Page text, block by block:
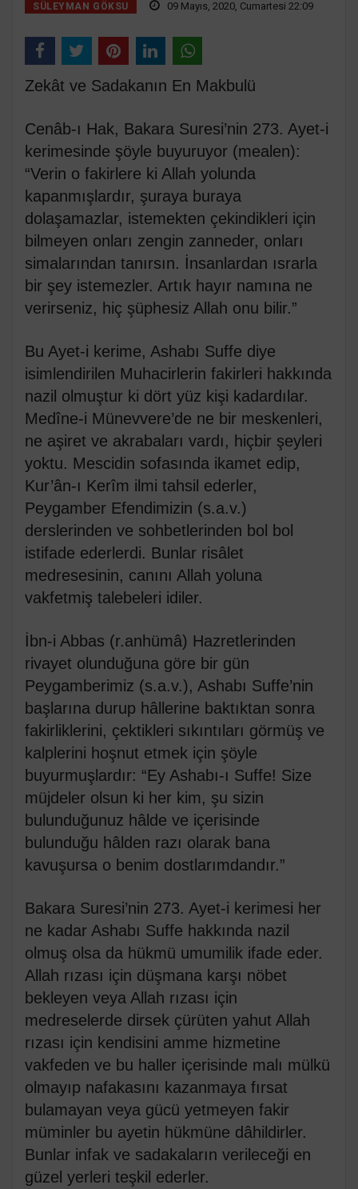
SÜLEYMAN GÖKSU 09 Mayıs, 2020, Cumartesi 22:09
Zekât ve Sadakanın En Makbulü
Cenâb-ı Hak, Bakara Suresi’nin 273. Ayet-i
kerimesinde şöyle buyuruyor (mealen):
“Verin o fakirlere ki Allah yolunda
kapanmışlardır, şuraya buraya
dolaşamazlar, istemekten çekindikleri için
bilmeyen onları zengin zanneder, onları
simalarından tanırsın. İnsanlardan ısrarla
bir şey istemezler. Artık hayır namına ne
verirseniz, hiç şüphesiz Allah onu bilir.”
Bu Ayet-i kerime, Ashabı Suffe diye
isimlendirilen Muhacirlerin fakirleri hakkında
nazil olmuştur ki dört yüz kişi kadardılar.
Medîne-i Münevvere’de ne bir meskenleri,
ne aşiret ve akrabaları vardı, hiçbir şeyleri
yoktu. Mescidin sofasında ikamet edip,
Kur’ân-ı Kerîm ilmi tahsil ederler,
Peygamber Efendimizin (s.a.v.)
derslerinden ve sohbetlerinden bol bol
istifade ederlerdi. Bunlar risâlet
medresesinin, canını Allah yoluna
vakfetmiş talebeleri idiler.
İbn-i Abbas (r.anhümâ) Hazretlerinden
rivayet olunduğuna göre bir gün
Peygamberimiz (s.a.v.), Ashabı Suffe’nin
başlarına durup hâllerine baktıktan sonra
fakirliklerini, çektikleri sıkıntıları görmüş ve
kalplerini hoşnut etmek için şöyle
buyurmuşlardır: “Ey Ashabı-ı Suffe! Size
müjdeler olsun ki her kim, şu sizin
bulunduğunuz hâlde ve içerisinde
bulunduğu hâlden razı olarak bana
kavuşursa o benim dostlarımdandır.”
Bakara Suresi’nin 273. Ayet-i kerimesi her
ne kadar Ashabı Suffe hakkında nazil
olmuş olsa da hükmü umumilik ifade eder.
Allah rızası için düşmana karşı nöbet
bekleyen veya Allah rızası için
medreselerde dirsek çürüten yahut Allah
rızası için kendisini amme hizmetine
vakfeden ve bu haller içerisinde malı mülkü
olmayıp nafakasını kazanmaya fırsat
bulamayan veya gücü yetmeyen fakir
müminler bu ayetin hükmüne dâhildirler.
Bunlar infak ve sadakaların verileceği en
güzel yerleri teşkil ederler.